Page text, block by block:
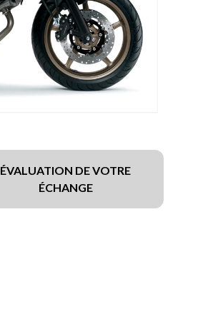
ÉVALUATION DE VOTRE
ÉCHANGE